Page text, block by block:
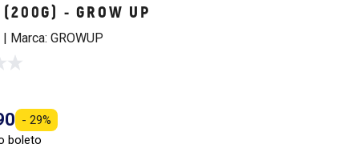
(200G) - GROW UP
Marca: GROWUP
- 29%
boleto